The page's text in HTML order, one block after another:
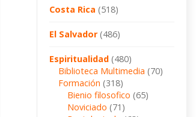
Costa Rica (518)
El Salvador(486)
Espiritualidad (480)
Biblioteca Multimedia (70)
Formación (318)
Bienio filosofico (65)
Noviciado (71)